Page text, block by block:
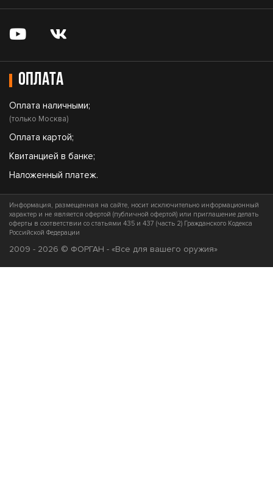
Оплата
Оплата наличными;
(только Москва)
Оплата картой;
Квитанцией в банке;
Наложенный платеж.
Информация, размещенная на сайте, носит исключительно информационный
характер и не является офертой (публичной офертой) или приглашение делать
оферты в соответствии со статьями 435 и 437 (часть 2) Гражданского Кодекса
Российской Федерации
2009 - 2026 © ФОРГАН - «Все для вашего оружия»